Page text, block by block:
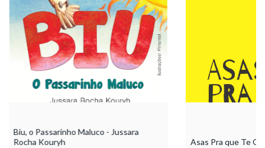
Biu, o Passarinho Maluco - Jussara
Rocha Kouryh
Asas Pra que Te